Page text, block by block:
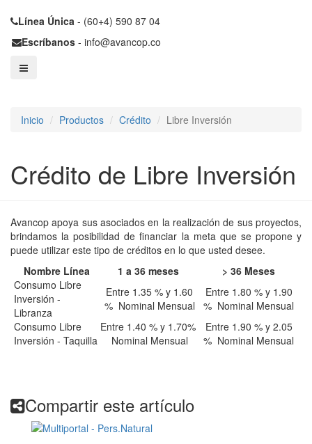
Línea Única - (60+4) 590 87 04
Escríbanos - info@avancop.co
Inicio Productos Crédito Libre Inversión
Crédito de Libre Inversión
Avancop apoya sus asociados en la realización de sus proyectos,
brindamos la posibilidad de financiar la meta que se propone y
puede utilizar este tipo de créditos en lo que usted desee.
Nombre Línea
1 a 36 meses
> 36 Meses
Consumo Libre
Inversión -
Libranza
Entre 1.35 % y 1.60
% Nominal Mensual
Entre 1.80 % y 1.90
% Nominal Mensual
Consumo Libre
Inversión - Taquilla
Entre 1.40 % y 1.70%
Nominal Mensual
Entre 1.90 % y 2.05
% Nominal Mensual
Compartir este artículo